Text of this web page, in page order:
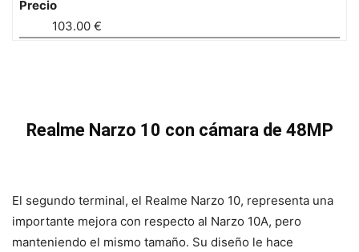
Precio
103.00 €
Realme Narzo 10 con cámara de 48MP
El segundo terminal, el Realme Narzo 10, representa una
importante mejora con respecto al Narzo 10A, pero
manteniendo el mismo tamaño. Su diseño le hace